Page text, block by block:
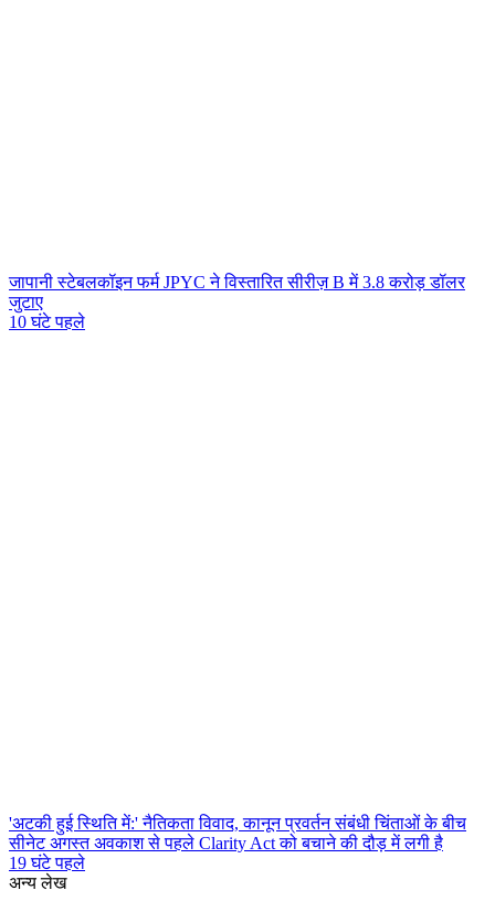
जापानी स्टेबलकॉइन फर्म JPYC ने विस्तारित सीरीज़ B में 3.8 करोड़ डॉलर
जुटाए
10 घंटे पहले
'अटकी हुई स्थिति में:' नैतिकता विवाद, कानून प्रवर्तन संबंधी चिंताओं के बीच
सीनेट अगस्त अवकाश से पहले Clarity Act को बचाने की दौड़ में लगी है
19 घंटे पहले
अन्य लेख